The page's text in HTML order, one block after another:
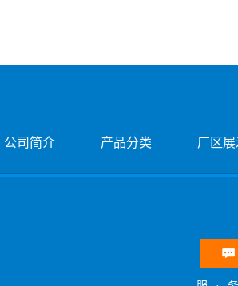
公司简介 产品分类 厂区